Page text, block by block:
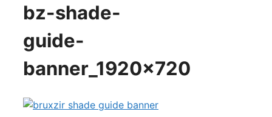
bz-shade-
guide-
banner_1920x720